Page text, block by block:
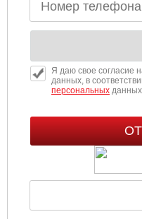
Я даю свое согласие
данных, в
персональныхданных.